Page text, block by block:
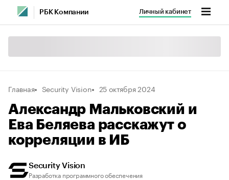
РБК Компании Личный кабинет
Главная Security Vision 25 октября 2024
Александр Мальковский и
Ева Беляева расскажут о
корреляции в ИБ
Security Vision
Разработка программного обеспечения